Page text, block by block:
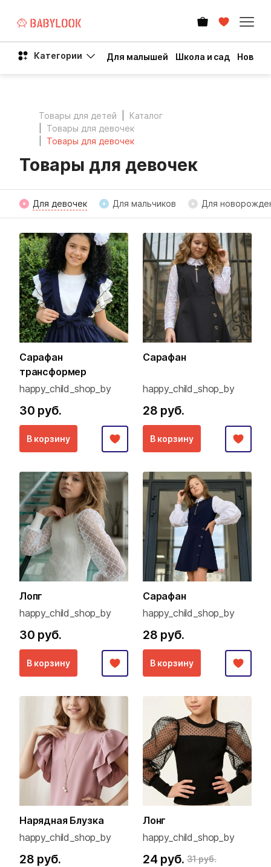
Категории Для малышей Школа и сад Новый
Товары для детей
Каталог
Товары для девочек
Товары для девочек
Товары для девочек
Для девочек Для мальчиков Для
Сарафан
трансформер
happy_child_shop_by
30 руб.
В корзину
Сарафан
happy_child_shop_by
28 руб.
В корзину
Лопг
happy_child_shop_by
30 руб.
В корзину
Сарафан
happy_child_shop_by
28 руб.
В корзину
Нарядная Блузка
happy_child_shop_by
28 руб.
Лонг
happy_child_shop_by
24 руб. 31 руб.